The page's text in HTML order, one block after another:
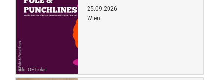
Bild: OETicket
25.09.2026
Wien